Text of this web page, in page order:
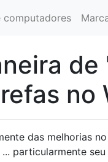
computadores
no
das melhorias
particularmente